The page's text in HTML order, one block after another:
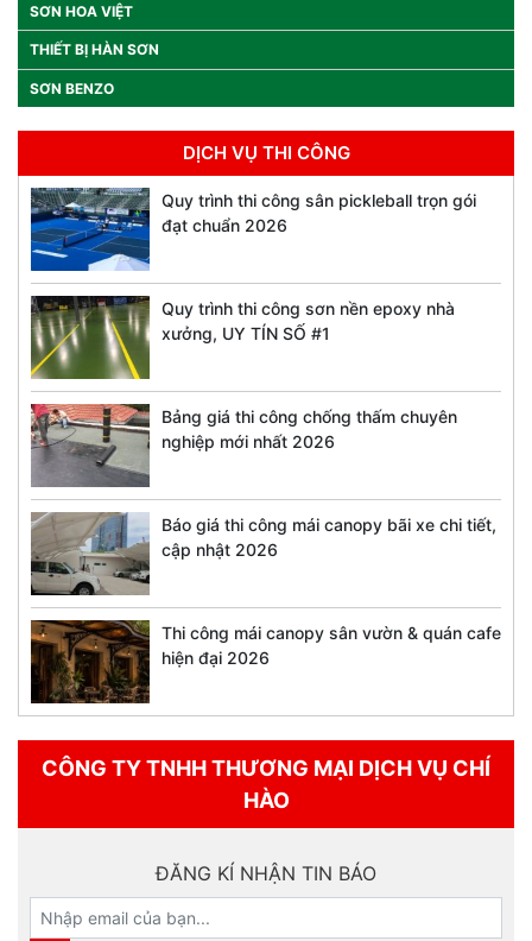
SƠN HOA VIỆT
THIẾT BỊ HÀN SƠN
SƠN BENZO
DỊCH VỤ THI CÔNG
Quy trình thi công sân pickleball trọn gói
đạt chuẩn 2026
Quy trình thi công sơn nền epoxy nhà
xưởng, UY TÍN SỐ #1
Bảng giá thi công chống thấm chuyên
nghiệp mới nhất 2026
Báo giá thi công mái canopy bãi xe chi tiết,
cập nhật 2026
Thi công mái canopy sân vườn & quán cafe
hiện đại 2026
CÔNG TY TNHH THƯƠNG MẠI DỊCH VỤ CHÍ
HÀO
ĐĂNG KÍ NHẬN TIN BÁO